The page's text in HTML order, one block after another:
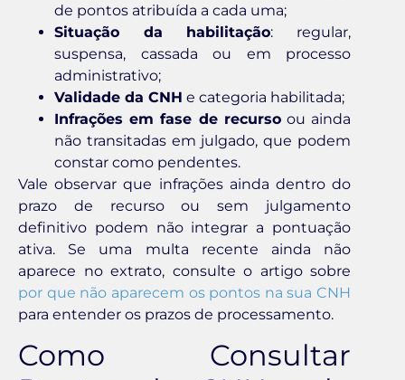
de pontos atribuída a cada uma;
Situação da habilitação: regular,
suspensa, cassada ou em processo
administrativo;
Validade da CNH e categoria habilitada;
Infrações em fase de recursoou ainda
não transitadas em julgado, que podem
constar como pendentes.
Vale observar que infrações ainda dentro do
prazo de recurso ou sem julgamento
definitivo podem não integrar a pontuação
ativa. Se uma multa recente ainda não
aparece no extrato, consulte o artigo sobre
por que não aparecem os pontos na sua CNH
para entender os prazos de processamento.
Como Consultar